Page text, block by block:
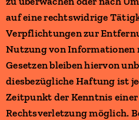
auf eine rechtswidrige
Verpflichtungen zur
Nutzung von Informationen
Gesetzen bleiben hiervon
diesbezügliche Haftung ist
Zeitpunkt der Kenntnis
Rechtsverletzung möglich.